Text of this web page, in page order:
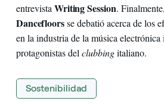
entrevista Writing Session.
Dancefloorsse debatió acerca de los
en la industria de la música
protagonistas del clubbingitaliano.
Sostenibilidad